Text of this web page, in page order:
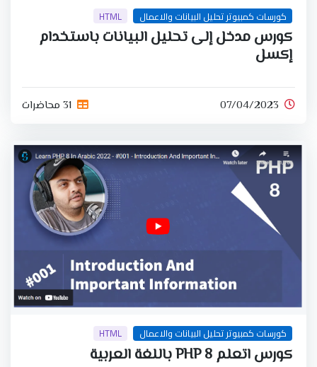
كورسات كمبيوتر تحليل البيانات والاعمال HTML
كورس مدخل إلى تحليل البيانات باستخدام
إكسل
07/04/2023 31 محاضرات
كورسات كمبيوتر تحليل البيانات والاعمال HTML
كورس اتعلم PHP 8 باللغة العربية